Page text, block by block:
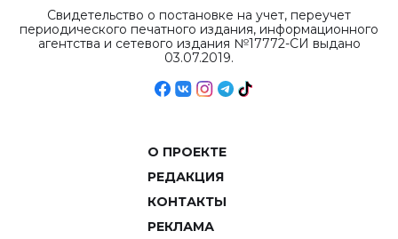
Свидетельство о постановке на учет, переучет
периодического печатного издания, информационного
агентства и сетевого издания №17772-СИ выдано
03.07.2019.
О ПРОЕКТЕ
РЕДАКЦИЯ
КОНТАКТЫ
РЕКЛАМА